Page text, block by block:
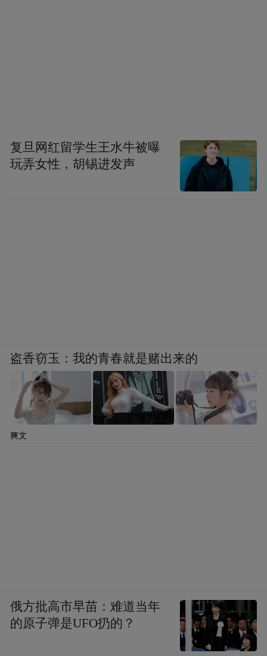
复旦网红留学生王水牛被曝
玩弄女性，胡锡进发声
盗香窃玉：我的青春就是赌出来的
爽文
俄方批高市早苗：难道当年
的原子弹是UFO扔的？